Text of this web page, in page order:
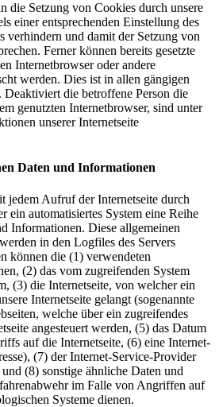
die Setzung von Cookies durch unsere
einer entsprechenden Einstellung des
verhindern und damit der Setzung von
Ferner können bereits gesetzte
Internetbrowser oder andere
werden. Dies ist in allen gängigen
die betroffene Person die
genutzten Internetbrowser, sind unter
unserer Internetseite
Daten und Informationen
jedem Aufruf der Internetseite durch
ein automatisiertes System eine Reihe
Informationen. Diese allgemeinen
in den Logfiles des Servers
können die (1) verwendeten
(2) das vom zugreifenden System
(3) die Internetseite, von welcher ein
Internetseite gelangt (sogenannte
welche über ein zugreifendes
angesteuert werden, (5) das Datum
auf die Internetseite, (6) eine Internet-
(7) der Internet-Service-Provider
(8) sonstige ähnliche Daten und
im Falle von Angriffen auf
Systeme dienen.